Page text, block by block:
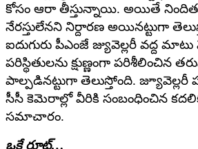
కోసం ఆరా తీస్తున్నాయి. అయితే
నేరస్తులేనని నిర్దారణ అయినట్టుగా
ఐదుగురు పీఎంజే జ్యువెల్లరీ వద్ద
పరిస్థితులను క్షుణ్ణంగా పరిశీలించిన
పాల్పడినట్టుగా తెలుస్తోంది. జ్యూవెల్లరీ
సీసీ కెమెరాల్లో వీరికి సంబంధించిన
సమాచారం.
ఒకే రూట్…